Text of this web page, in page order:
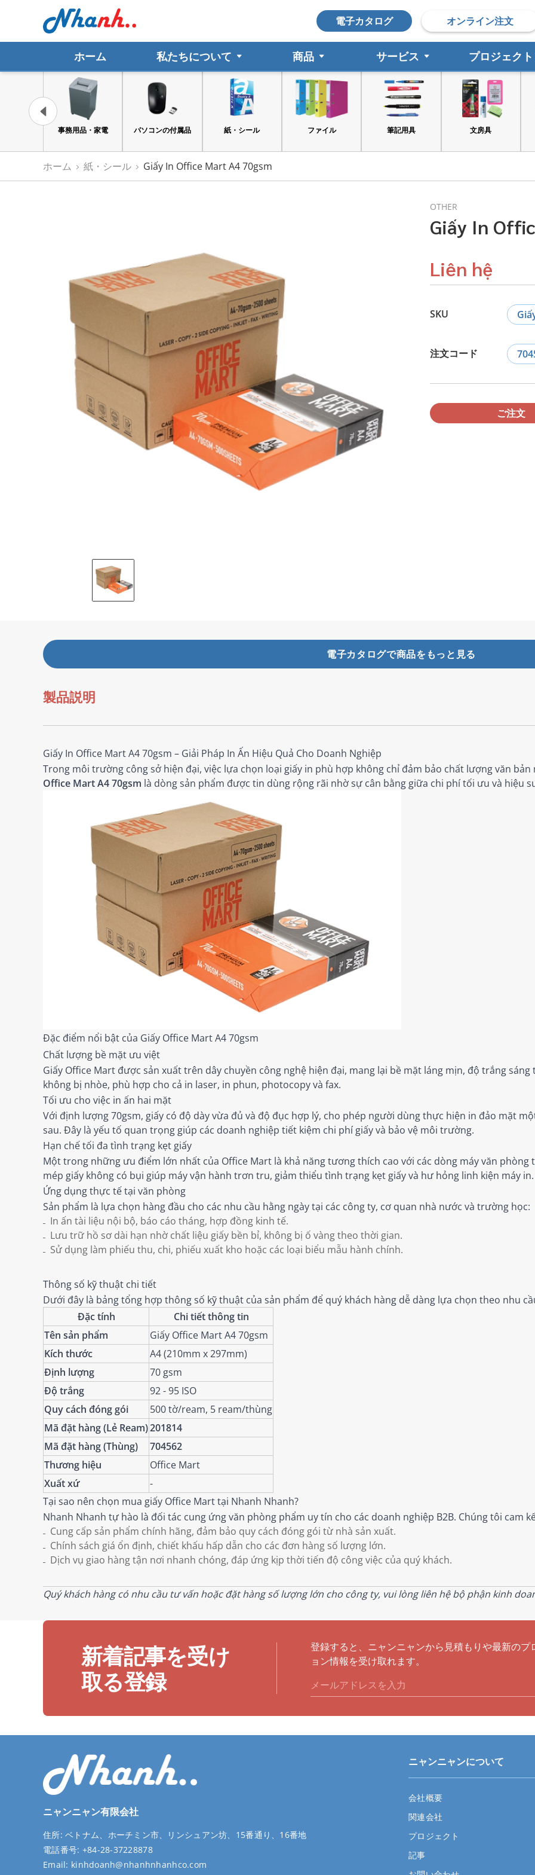
電子カタログ オンライン注文
ホーム 私たちについて 商品 サービス プロジェクト
事務用品・家電 パソコンの付属品 紙・シール ファイル 筆記用具 文房具
ホーム 紙・シール Giấy In Office Mart A4 70gsm
OTHER
Giấy In
Liên hệ
SKU
注文コード
ご注文
電子カタログで商品をもっと見る
製品説明
Giấy In Office Mart A4 70gsm – Giải Pháp In Ấn Hiệu Quả Cho Doanh Nghiệp
Trong môi trường công sở hiện đại, việc lựa chọn loại giấy in phù hợp không chỉ đảm bảo chất lượng văn bản
Office Mart A4 70gsm là dòng sản phẩm được tin dùng rộng rãi nhờ sự cân bằng giữa chi phí tối ưu và hiệu
Đặc điểm nổi bật của Giấy Office Mart A4 70gsm
Chất lượng bề mặt ưu việt
Giấy Office Mart được sản xuất trên dây chuyền công nghệ hiện đại, mang lại bề mặt láng mịn, độ trắng
không bị nhòe, phù hợp cho cả in laser, in phun, photocopy và fax.
Tối ưu cho việc in ấn hai mặt
Với định lượng 70gsm, giấy có độ dày vừa đủ và độ đục hợp lý, cho phép người dùng thực hiện in đảo mặt
sau. Đây là yếu tố quan trọng giúp các doanh nghiệp tiết kiệm chi phí giấy và bảo vệ môi trường.
Hạn chế tối đa tình trạng kẹt giấy
Một trong những ưu điểm lớn nhất của Office Mart là khả năng tương thích cao với các dòng máy văn phòng
mép giấy không có bụi giúp máy vận hành trơn tru, giảm thiểu tình trạng kẹt giấy và hư hỏng linh kiện máy in.
Ứng dụng thực tế tại văn phòng
Sản phẩm là lựa chọn hàng đầu cho các nhu cầu hằng ngày tại các công ty, cơ quan nhà nước và trường học:
In ấn tài liệu nội bộ, báo cáo tháng, hợp đồng kinh tế.
Lưu trữ hồ sơ dài hạn nhờ chất liệu giấy bền bỉ, không bị ố vàng theo thời gian.
Sử dụng làm phiếu thu, chi, phiếu xuất kho hoặc các loại biểu mẫu hành chính.
Thông số kỹ thuật chi tiết
Dưới đây là bảng tổng hợp thông số kỹ thuật của sản phẩm để quý khách hàng dễ dàng lựa chọn theo nhu
Đặc tính
Chi tiết thông tin
Tên sản phẩm
Giấy Office Mart A4 70gsm
Kích thước
A4 (210mm x 297mm)
Định lượng
70 gsm
Độ trắng
92 - 95 ISO
Quy cách đóng gói
500 tờ/ream, 5 ream/thùng
Mã đặt hàng (Lẻ Ream)201814
Mã đặt hàng (Thùng)
704562
Thương hiệu
Office Mart
Xuất xứ
-
Tại sao nên chọn mua giấy Office Mart tại Nhanh Nhanh?
Nhanh Nhanh tự hào là đối tác cung ứng văn phòng phẩm uy tín cho các doanh nghiệp B2B. Chúng tôi cam
Cung cấp sản phẩm chính hãng, đảm bảo quy cách đóng gói từ nhà sản xuất.
Chính sách giá ổn định, chiết khấu hấp dẫn cho các đơn hàng số lượng lớn.
Dịch vụ giao hàng tận nơi nhanh chóng, đáp ứng kịp thời tiến độ công việc của quý khách.
Quý khách hàng có nhu cầu tư vấn hoặc đặt hàng số lượng lớn cho công ty, vui lòng liên hệ bộ phận kinh
新着記事を受け
取る登録
登録すると、ニャンニャンから見積もりや最新のプ
ョン情報を受け取れます。
ニャンニャン有限会社
住所:ベトナム、ホーチミン市、リンシュアン坊、15番通り、16番地
電話番号: +84-28-37228878
Email: kinhdoanh@nhanhnhanhco.com
ニャンニャンについて
会社概要
関連会社
プロジェクト
記事